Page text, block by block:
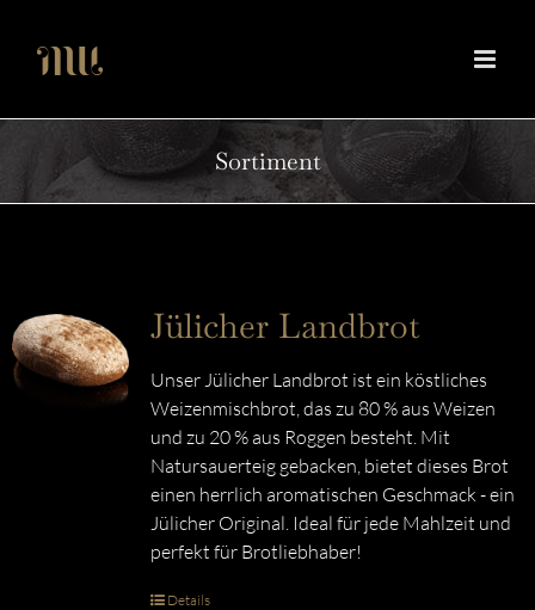
Inhalt
springen
Sortiment
Jülicher Landbrot
Unser Jülicher Landbrot ist ein köstliches
Weizenmischbrot, das zu 80 % aus Weizen
und zu 20 % aus Roggen besteht. Mit
Natursauerteig gebacken, bietet dieses Brot
einen herrlich aromatischen Geschmack - ein
Jülicher Original. Ideal für jede Mahlzeit und
perfekt für Brotliebhaber!
Details